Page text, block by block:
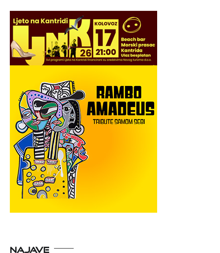
NAJAVE